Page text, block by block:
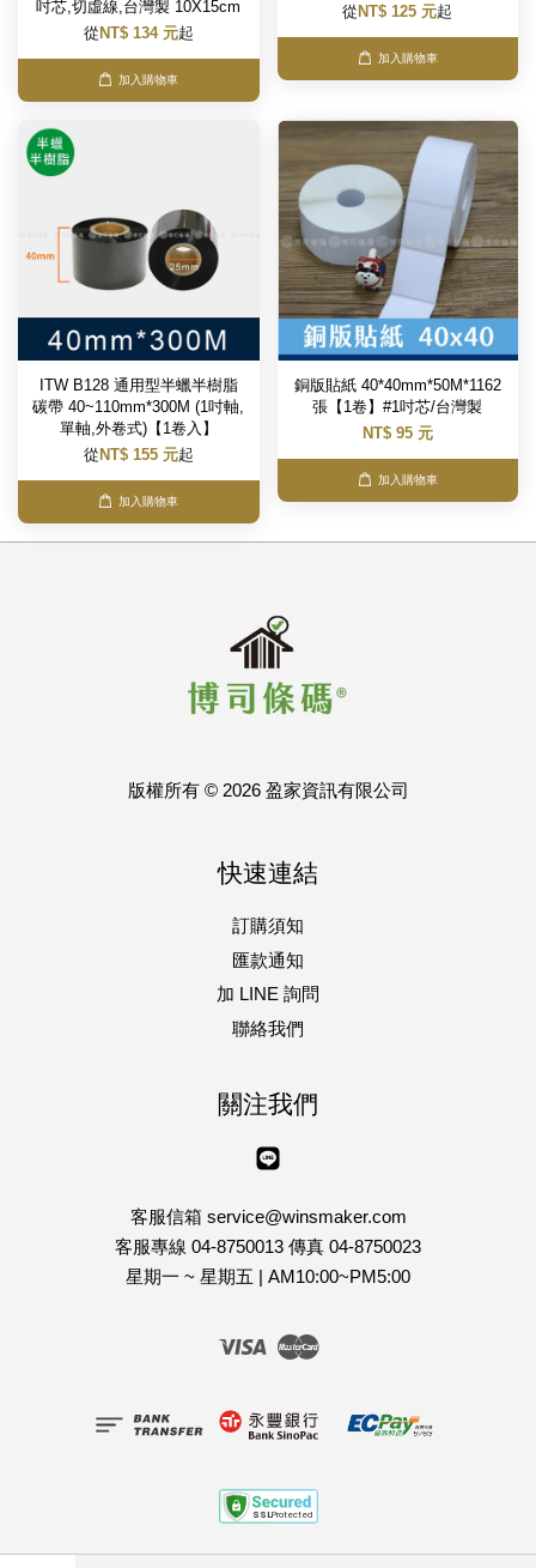
吋芯,切虛線,台灣製 10X15cm
從 NT$ 134 元起
加入購物車
從 NT$ 125 元起
加入購物車
ITW B128 通用型半蠟半樹脂
碳帶 40~110mm*300M (1吋軸,
單軸,外卷式)【1卷入】
從 NT$ 155 元起
加入購物車
銅版貼紙 40*40mm*50M*1162
張【1卷】#1吋芯/台灣製
NT$ 95 元
加入購物車
版權所有 © 2026 盈家資訊有限公司
快速連結
訂購須知
匯款通知
加 LINE 詢問
聯絡我們
關注我們
客服信箱 service@winsmaker.com
客服專線 04-8750013 傳真 04-8750023
星期一 ~ 星期五 | AM10:00~PM5:00
Visa Master